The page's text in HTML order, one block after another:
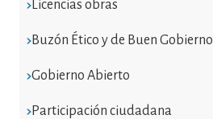
Licencias obras
Buzón Ético y de Buen Gobierno
Gobierno Abierto
Participación ciudadana